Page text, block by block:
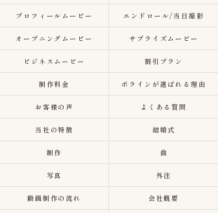
プロフィールムービー エンドロール/当日撮影
オープニングムービー サプライズムービー
ビジネスムービー 割引プラン
制作料金 ポラインが選ばれる理由
お客様の声 よくある質問
当社の特徴 結婚式
制作 曲
写真 外注
動画制作の流れ 会社概要